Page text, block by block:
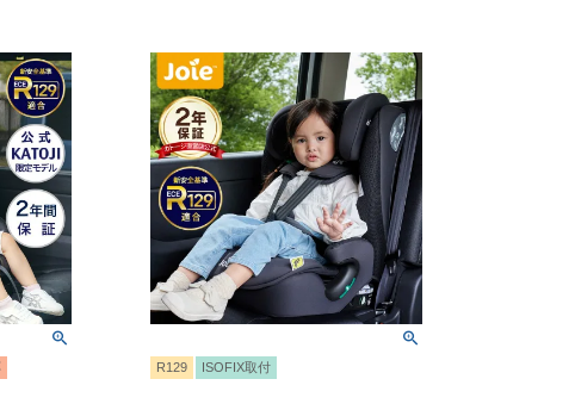
R129 ISOFIX取付